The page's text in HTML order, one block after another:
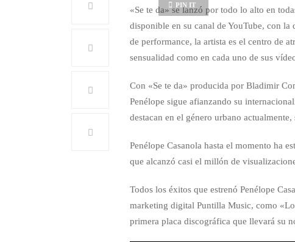
PIN IT
«Se te da» se lanzó por todo lo alto en
disponible en su canal de YouTube, con
de performance, la artista es el centro de
sensualidad como en cada uno de sus
Con «Se te da» producida por Bladimir
Penélope sigue afianzando su
destacan en el género urbano
Penélope Casanola hasta el momento ha
que alcanzó casi el millón de
Todos los éxitos que estrenó Penélope
marketing digital Puntilla Music, como
primera placa discográfica que llevará su